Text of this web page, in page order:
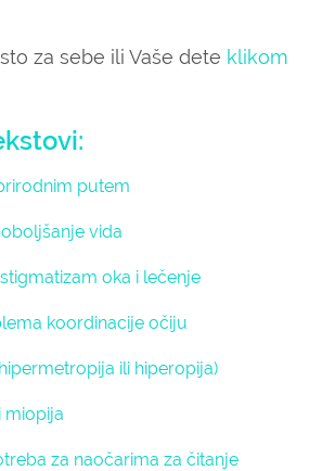
za sebe ili Vaše dete klikom
putem
vida
oka i lečenje
koordinacije očiju
ili hiperopija)
miopija
za naočarima za čitanje